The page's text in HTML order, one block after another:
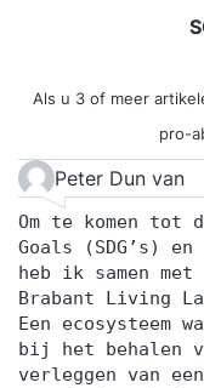
Als u 3 of meer
pro-
Peter Dun van
Om te komen tot
Goals (SDG’s)
heb ik samen
Brabant Living
Een ecosysteem
bij het behalen
verleggen van